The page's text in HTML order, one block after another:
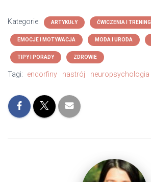
Kategorie: ARTYKUŁY ĆWICZENIA I TRENINGI
EMOCJE I MOTYWACJA MODA I URODA
TIPY I PORADY ZDROWIE
Tagi: endorfiny nastrój neuropsychologia